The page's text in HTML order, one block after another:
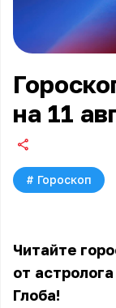
на 11
# Гороскоп
Читайте
от
Глоба!